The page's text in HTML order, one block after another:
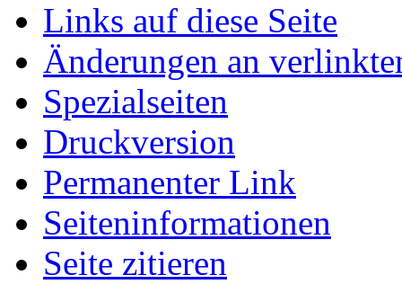
Links auf diese Seite
Änderungen an
Spezialseiten
Druckversion
Permanenter Link
Seiten­informationen
Seite zitieren